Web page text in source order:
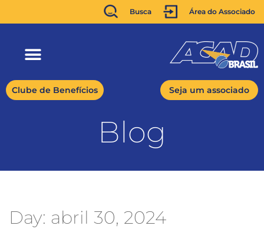
Busca Área do Associado
Clube de Benefícios Seja um associado
Blog
Day: abril 30, 2024